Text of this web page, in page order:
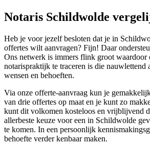
Notaris Schildwolde
Heb je voor jezelf besloten dat je in
offertes wilt aanvragen? Fijn! Daar
Ons netwerk is immers flink groot waardoor
notarispraktijk te traceren is die nauwlettend
wensen en behoeften.
Via onze offerte-aanvraag kun je
van drie offertes op maat en je kunt zo
kunt dit volkomen kosteloos en vrijblijvend
allerbeste keuze voor een in Schildwolde
te komen. In een persoonlijk
behoefte verder kenbaar maken.